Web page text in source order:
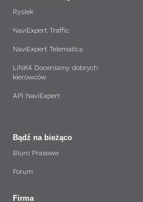
Rysiek
NaviExpert Traffic
NaviExpert Telematics
LINK4 Doceniamy dobrych
kierowców
API NaviExpert
Bądź na bieżąco
Biuro Prasowe
Forum
Firma